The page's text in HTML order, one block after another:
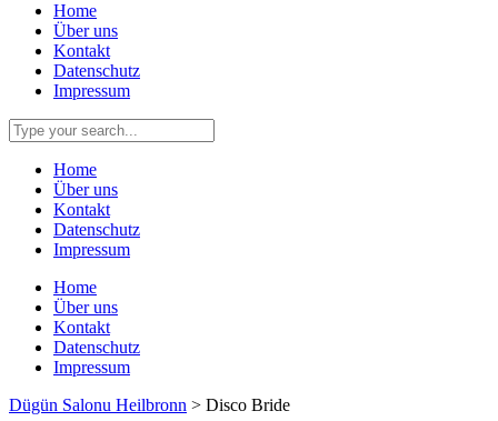
Home
Über uns
Kontakt
Datenschutz
Impressum
Home
Über uns
Kontakt
Datenschutz
Impressum
Home
Über uns
Kontakt
Datenschutz
Impressum
Dügün Salonu Heilbronn > Disco Bride